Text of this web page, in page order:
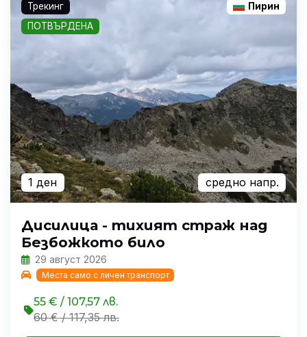
Трекинг
Пирин
ПОТВЪРДЕНА
1 ден средно напр.
Дисилица - тихият страж над
Безбожкото било
29 август 2026
Места само с личен транспорт
55 € / 107,57 лв.
60 € / 117,35 лв.